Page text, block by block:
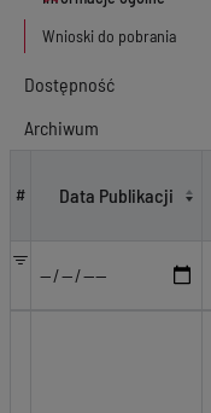
Wnioski do pobrania
Dostępność
Archiwum
# Data Publikacji